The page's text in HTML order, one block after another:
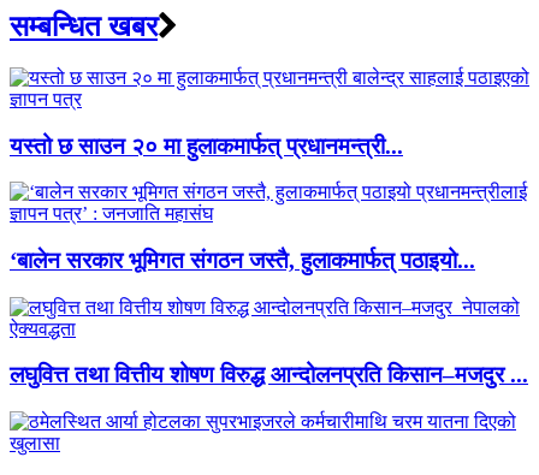
सम्बन्धित खबर
यस्तो छ साउन २० मा हुलाकमार्फत् प्रधानमन्त्री...
‘बालेन सरकार भूमिगत संगठन जस्तै, हुलाकमार्फत् पठाइयो...
लघुवित्त तथा वित्तीय शोषण विरुद्ध आन्दोलनप्रति किसान–मजदुर ...